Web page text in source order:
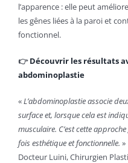
l’apparence : elle peut
les gênes liées à la paroi et
fonctionnel.
👉Découvrir les résultats
abdominoplastie
«L’abdominoplastie associe
surface et, lorsque cela est
musculaire. C’est cette
fois esthétique et fonctionnelle. »
Docteur Luini, Chirurgien